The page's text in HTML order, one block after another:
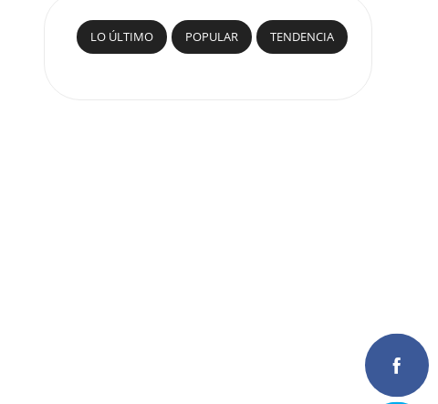
LO ÚLTIMO POPULAR TENDENCIA